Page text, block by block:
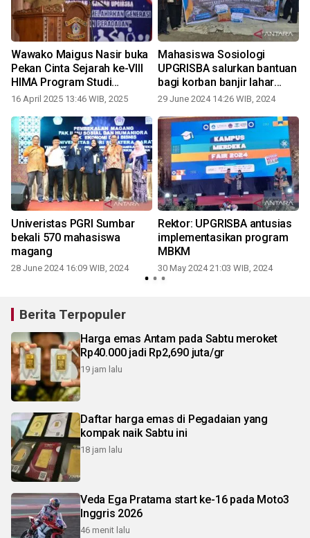
Wawako Maigus Nasir buka
Pekan Cinta Sejarah ke-VIII
HIMA Program Studi
Pendidikan Sejarah
16 April 2025 13:46 WIB, 2025
Mahasiswa Sosiologi
UPGRISBA salurkan bantuan
bagi korban banjir lahar
dingin
29 June 2024 14:26 WIB, 2024
Univeristas PGRI Sumbar
bekali 570 mahasiswa
magang
28 June 2024 16:09 WIB, 2024
Rektor: UPGRISBA antusias
implementasikan program
MBKM
30 May 2024 21:03 WIB, 2024
Berita Terpopuler
Harga emas Antam pada Sabtu meroket
Rp40.000 jadi Rp2,690 juta/gr
19 jam lalu
Daftar harga emas di Pegadaian yang
kompak naik Sabtu ini
18 jam lalu
Veda Ega Pratama start ke-16 pada Moto3
Inggris 2026
46 menit lalu